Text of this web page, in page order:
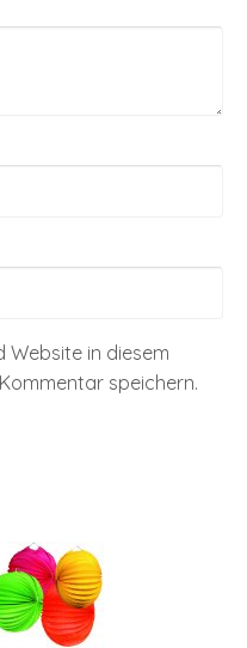
Website in diesem
speichern.